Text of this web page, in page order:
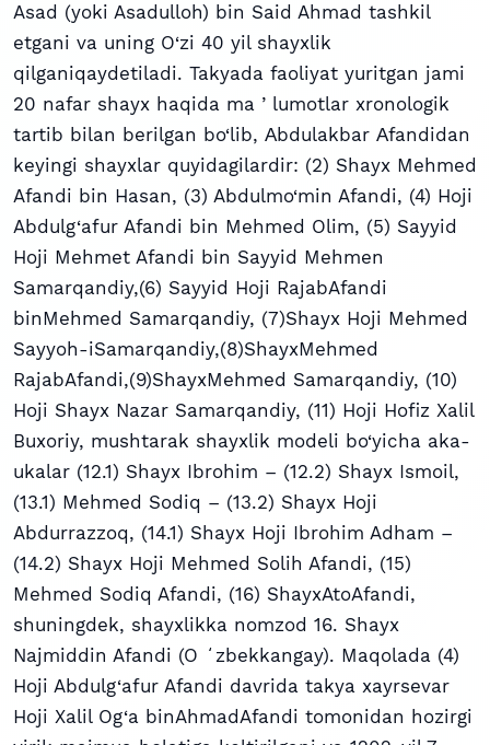
Asad (yoki Asadulloh) bin Said Ahmad tashkil
etgani va uning O‘zi 40 yil shayxlik
qilganiqaydetiladi. Takyada faoliyat yuritgan jami
20 nafar shayx haqida ma ʼlumotlar xronologik
tartib bilan berilgan bo‘lib, Аbdulakbar Аfandidan
keyingi shayxlar quyidagilardir: (2) Shayx Mehmed
Afandi bin Hasan, (3) Abdulmo‘min Afandi, (4) Hoji
Abdulg‘afur Afandi bin Mehmed Olim, (5) Sayyid
Hoji Mehmet Afandi bin Sayyid Mehmen
Samarqandiy,(6) Sayyid Hoji RajabAfandi
binMehmed Samarqandiy, (7)Shayx Hoji Mehmed
Sayyoh-iSamarqandiy,(8)ShayxMehmed
RajabAfandi,(9)ShayxMehmed Samarqandiy, (10)
Hoji Shayx Nazar Samarqandiy, (11) Hoji Hofiz Xalil
Buxoriy, mushtarak shayxlik modeli bo‘yicha aka-
ukalar (12.1) Shayx Ibrohim – (12.2) Shayx Ismoil,
(13.1) Mehmed Sodiq – (13.2) Shayx Hoji
Abdurrazzoq, (14.1) Shayx Hoji Ibrohim Adham –
(14.2) Shayx Hoji Mehmed Solih Afandi, (15)
Mehmed Sodiq Afandi, (16) ShayxAtoAfandi,
shuningdek, shayxlikka nomzod 16. Shayx
Najmiddin Afandi (O ʻzbekkangay). Maqolada (4)
Hoji Abdulg‘afur Afandi davrida takya xayrsevar
Hoji Xalil Og‘a binAhmadAfandi tomonidan hozirgi